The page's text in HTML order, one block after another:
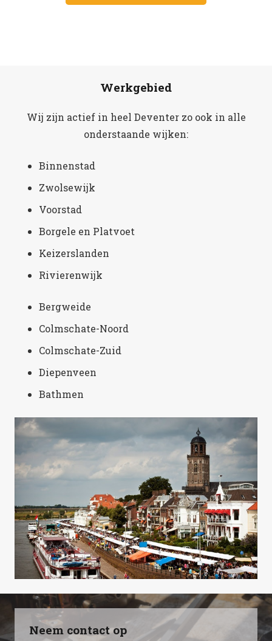
Werkgebied
Wij zijn actief in heel Deventer zo ook in alle
onderstaande wijken:
Binnenstad
Zwolsewijk
Voorstad
Borgele en Platvoet
Keizerslanden
Rivierenwijk
Bergweide
Colmschate-Noord
Colmschate-Zuid
Diepenveen
Bathmen
Neem contact op